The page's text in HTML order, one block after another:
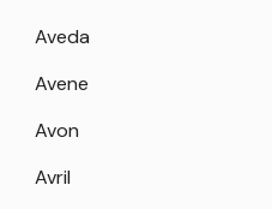
Aveda
Avene
Avon
Avril